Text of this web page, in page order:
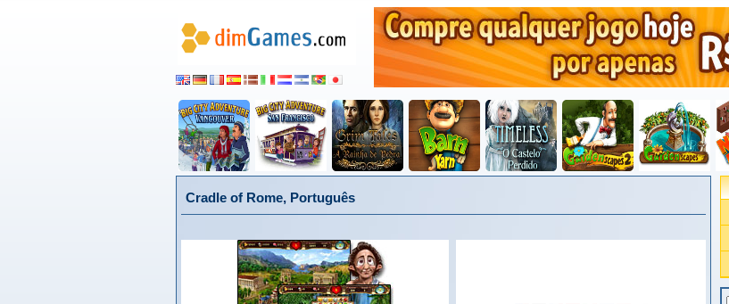
Cradle of Rome, Português